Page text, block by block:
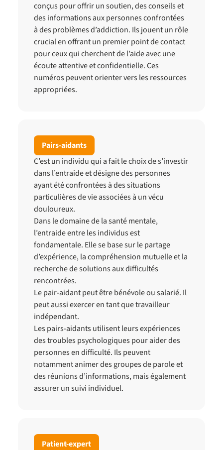
conçus pour offrir un soutien, des conseils et
des informations aux personnes confrontées
à des problèmes d’addiction. Ils jouent un rôle
crucial en offrant un premier point de contact
pour ceux qui cherchent de l’aide avec une
écoute attentive et confidentielle. Ces
numéros peuvent orienter vers les ressources
appropriées.
Pairs-aidants
C’est un individu qui a fait le choix de s’investir
dans l’entraide et désigne des personnes
ayant été confrontées à des situations
particulières de vie associées à un vécu
douloureux.
Dans le domaine de la santé mentale,
l’entraide entre les individus est
fondamentale. Elle se base sur le partage
d’expérience, la compréhension mutuelle et la
recherche de solutions aux difficultés
rencontrées.
Le pair-aidant peut être bénévole ou salarié. Il
peut aussi exercer en tant que travailleur
indépendant.
Les pairs-aidants utilisent leurs expériences
des troubles psychologiques pour aider des
personnes en difficulté. Ils peuvent
notamment animer des groupes de parole et
des réunions d’informations, mais également
assurer un suivi individuel.
Patient-expert